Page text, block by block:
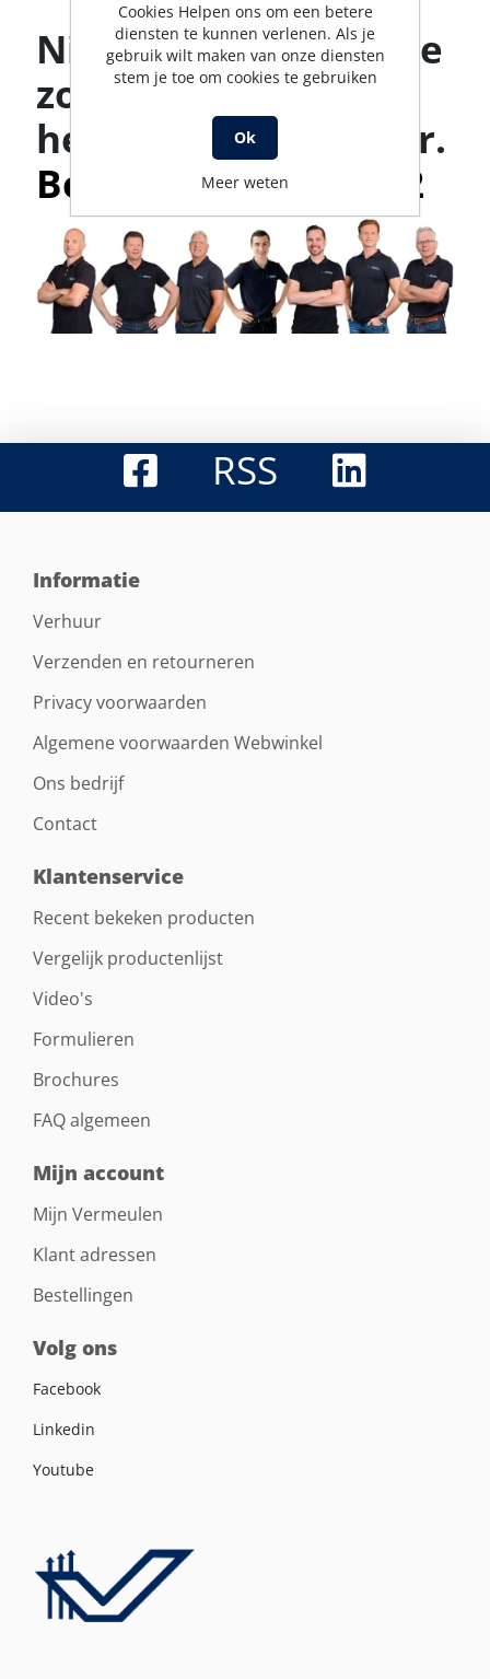
Niet gevonden wat je
zoekt? Ons team
helpt je graag verder.
Bel met 0316-523142
RSS
Informatie
Verhuur
Verzenden en retourneren
Privacy voorwaarden
Algemene voorwaarden Webwinkel
Ons bedrijf
Contact
Klantenservice
Recent bekeken producten
Vergelijk productenlijst
Video's
Formulieren
Brochures
FAQ algemeen
Mijn account
Mijn Vermeulen
Klant adressen
Bestellingen
Volg ons
Facebook
Linkedin
Youtube
Cookies Helpen ons om een betere
diensten te kunnen verlenen. Als je
gebruik wilt maken van onze diensten
stem je toe om cookies te gebruiken
Ok
Meer weten